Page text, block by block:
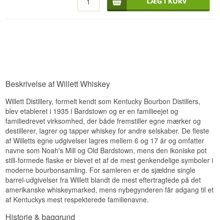
let sødme.
Destilleri:Willett Distillery
Type: Kentucky Straight Bourbon Whiskey
ABV: 47 %
Størrelse: 70 CL
Smagsprofil
Blød · Vaniljepræget · Rund · Sødmefyldt
Se hele vores udvalg afWillett
destilleriet på familiens gård i Bardstown og
brændte det første parti whisky 17. marts 1937.
Næse
Duften er blød med karamel, vanilje og et strejf
frugt.
Smag
Smagen byder på honning, brunt sukker og let
krydderi.
Eftersmag
Eftersmagen er medium lang, blød og rund.
Specifikationer
Beskrivelse af Willett Whiskey
Willett Distillery, formelt kendt som Kentucky Bourbon Distillers,
blev etableret i 1935 i Bardstown og er en familieejet og
familiedrevet virksomhed, der både fremstiller egne mærker og
destillerer, lagrer og tapper whiskey for andre selskaber. De fleste
af Willetts egne udgivelser lagres mellem 6 og 17 år og omfatter
navne som Noah's Mill og Old Bardstown, mens den ikoniske pot
still-formede flaske er blevet et af de mest genkendelige symboler i
moderne bourbonsamling. For samleren er de sjældne single
barrel-udgivelser fra Willett blandt de mest eftertragtede på det
amerikanske whiskeymarked, mens nybegynderen får adgang til et
af Kentuckys mest respekterede familienavne.
Historie & baggrund